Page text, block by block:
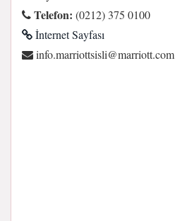
Telefon: (0212) 375 0100
İnternet Sayfası
moc.ttoirram@ilsisttoirram.ofni